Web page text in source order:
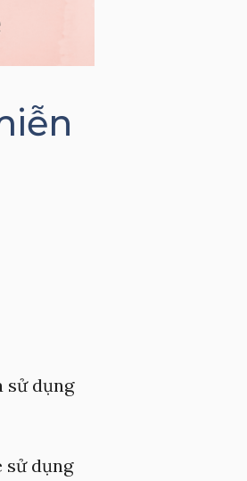
sử dụng
sử dụng